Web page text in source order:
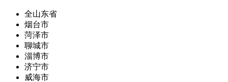
全山东省
烟台市
菏泽市
聊城市
淄博市
济宁市
威海市